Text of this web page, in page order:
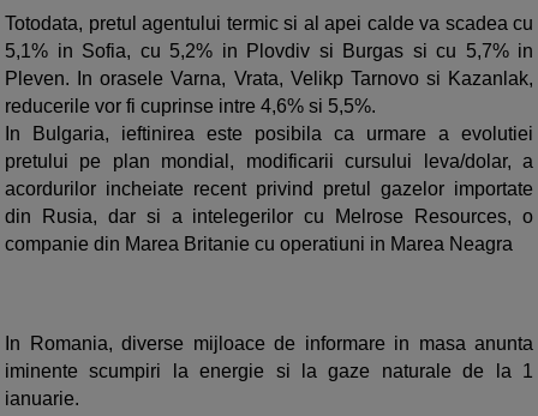
Totodata, pretul agentului termic si al apei calde va scadea cu
5,1% in Sofia, cu 5,2% in Plovdiv si Burgas si cu 5,7% in
Pleven. In orasele Varna, Vrata, Velikp Tarnovo si Kazanlak,
reducerile vor fi cuprinse intre 4,6% si 5,5%.
In Bulgaria, ieftinirea este posibila ca urmare a evolutiei
pretului pe plan mondial, modificarii cursului leva/dolar, a
acordurilor incheiate recent privind pretul gazelor importate
din Rusia, dar si a intelegerilor cu Melrose Resources, o
companie din Marea Britanie cu operatiuni in Marea Neagra
In Romania, diverse mijloace de informare in masa anunta
iminente scumpiri la energie si la gaze naturale de la 1
ianuarie.